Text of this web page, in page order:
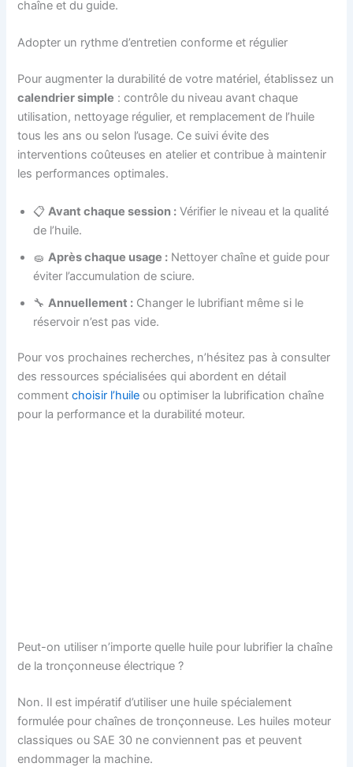
chaîne et du guide.
Adopter un rythme d’entretien conforme et régulier
Pour augmenter la durabilité de votre matériel, établissez un
calendrier simple : contrôle du niveau avant chaque
utilisation, nettoyage régulier, et remplacement de l’huile
tous les ans ou selon l’usage. Ce suivi évite des
interventions coûteuses en atelier et contribue à maintenir
les performances optimales.
📋 Avant chaque session : Vérifier le niveau et la qualité
de l’huile.
🧽 Après chaque usage : Nettoyer chaîne et guide pour
éviter l’accumulation de sciure.
🔧 Annuellement : Changer le lubrifiant même si le
réservoir n’est pas vide.
Pour vos prochaines recherches, n’hésitez pas à consulter
des ressources spécialisées qui abordent en détail
commentchoisir l’huile ou optimiser la lubrification chaîne
pour la performance et la durabilité moteur.
Peut-on utiliser n’importe quelle huile pour lubrifier la chaîne
de la tronçonneuse électrique ?
Non. Il est impératif d’utiliser une huile spécialement
formulée pour chaînes de tronçonneuse. Les huiles moteur
classiques ou SAE 30 ne conviennent pas et peuvent
endommager la machine.